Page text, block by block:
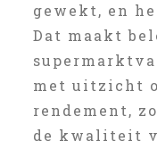
gewekt, en
Dat maakt
met uitzicht
rendement,
de kwaliteit